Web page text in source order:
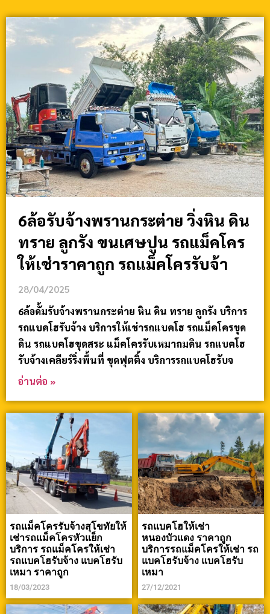
6ล้อรับจ้างพรานกระต่าย วิ่งหิน ดิน
ทราย ลูกรัง ขนเศษปูน รถแม็คโคร
ให้เช่าราคาถูก รถแม็คโครรับจ้า
28/04/2025
6ล้อดั้มรับจ้างพรานกระต่าย หิน ดิน ทราย ลูกรัง บริการ
รถแบคโฮรับจ้าง บริการให้เช่ารถแบคโฮ รถแม็คโครขุด
ดิน รถแบคโฮขุดสระ แม็คโครรับเหมาถมดิน รถแบคโฮ
รับจ้างเคลียร์ริ่งพื้นที่ ขุดฟุตติ้ง บริการรถแบคโฮรับจ
อ่านต่อ »
รถแม็คโครรับจ้างสุโขทัยให้
เช่ารถแม็คโครหัวแย็ก
บริการ รถแม็คโครให้เช่า
รถแบคโฮรับจ้าง แบคโฮรับ
เหมา ราคาถูก
18/03/2023
รถแบคโฮให้เช่า
หนองบัวแดง ราคาถูก
บริการรถแม็คโครให้เช่า รถ
แบคโฮรับจ้าง แบคโฮรับ
เหมา
27/12/2021